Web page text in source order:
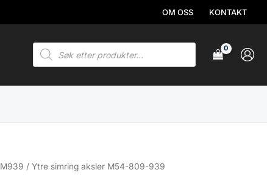
OM OSS KONTAKT
Products
search
M939 / Ytre simring aksler M54-809-939